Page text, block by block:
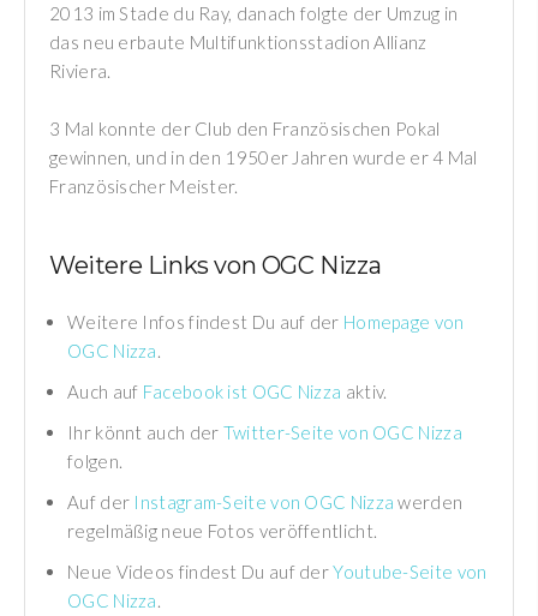
2013 im Stade du Ray, danach folgte der Umzug in
das neu erbaute Multifunktionsstadion Allianz
Riviera.
3 Mal konnte der Club den Französischen Pokal
gewinnen, und in den 1950er Jahren wurde er 4 Mal
Französischer Meister.
Weitere Links von OGC Nizza
Weitere Infos findest Du auf der Homepage von
OGC Nizza.
Auch auf Facebook ist OGC Nizza aktiv.
Ihr könnt auch der Twitter-Seite von OGC Nizza
folgen.
Auf der Instagram-Seite von OGC Nizza werden
regelmäßig neue Fotos veröffentlicht.
Neue Videos findest Du auf derYoutube-Seite von
OGC Nizza.